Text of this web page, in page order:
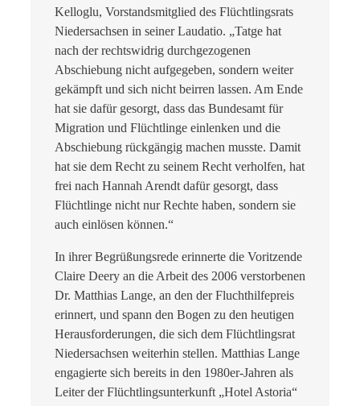
Kelloglu, Vorstandsmitglied des Flüchtlingsrats
Niedersachsen in seiner Laudatio. „Tatge hat
nach der rechtswidrig durchgezogenen
Abschiebung nicht aufgegeben, sondern weiter
gekämpft und sich nicht beirren lassen. Am Ende
hat sie dafür gesorgt, dass das Bundesamt für
Migration und Flüchtlinge einlenken und die
Abschiebung rückgängig machen musste. Damit
hat sie dem Recht zu seinem Recht verholfen, hat
frei nach Hannah Arendt dafür gesorgt, dass
Flüchtlinge nicht nur Rechte haben, sondern sie
auch einlösen können.“
In ihrer Begrüßungsrede erinnerte die Voritzende
Claire Deery an die Arbeit des 2006 verstorbenen
Dr. Matthias Lange, an den der Fluchthilfepreis
erinnert, und spann den Bogen zu den heutigen
Herausforderungen, die sich dem Flüchtlingsrat
Niedersachsen weiterhin stellen. Matthias Lange
engagierte sich bereits in den 1980er-Jahren als
Leiter der Flüchtlingsunterkunft „Hotel Astoria“